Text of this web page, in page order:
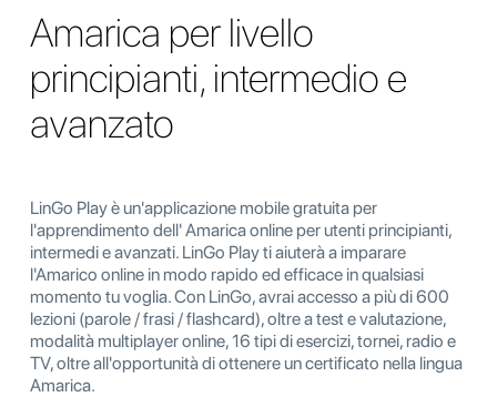
Amarica per livello
principianti, intermedio e
avanzato
LinGo Play è un'applicazione mobile gratuita per
l'apprendimento dell' Amarica online per utenti principianti,
intermedi e avanzati. LinGo Play ti aiuterà a imparare
l'Amarico online in modo rapido ed efficace in qualsiasi
momento tu voglia. Con LinGo, avrai accesso a più di 600
lezioni (parole / frasi / flashcard), oltre a test e valutazione,
modalità multiplayer online, 16 tipi di esercizi, tornei, radio e
TV, oltre all'opportunità di ottenere un certificato nella lingua
Amarica.